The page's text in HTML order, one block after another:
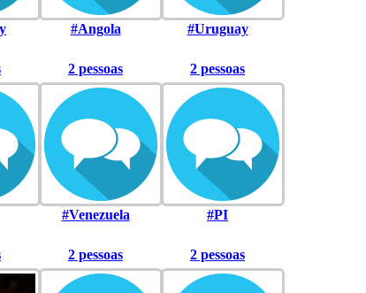
#Angola #Uruguay
2 pessoas
#Venezuela
2 pessoas
#PI
2 pessoas 2 pessoas